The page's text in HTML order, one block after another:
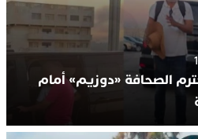
الصحافة «دوزيم» أمام